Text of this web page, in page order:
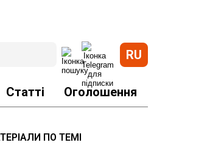
RU
Статті Оголошення
ПО ТЕМІ